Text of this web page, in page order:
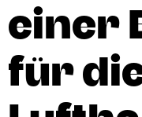
einer
für